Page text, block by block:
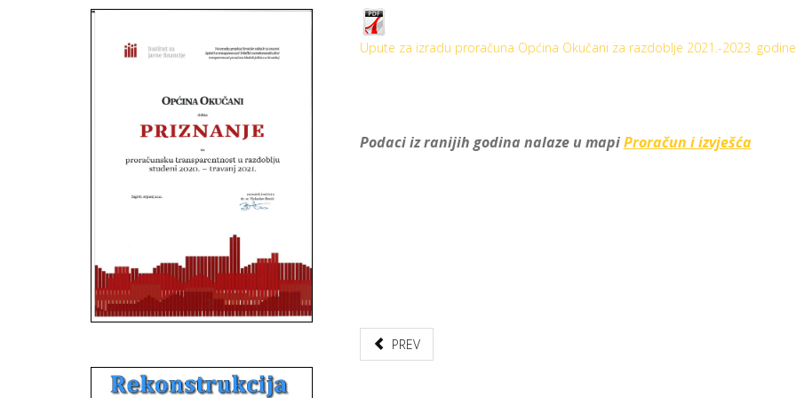
Upute za izradu proračuna Općina Okučani za razdoblje 2021.-2023. godine
Podaci iz ranijih godina nalaze u mapiProračun i izvješća
PREV